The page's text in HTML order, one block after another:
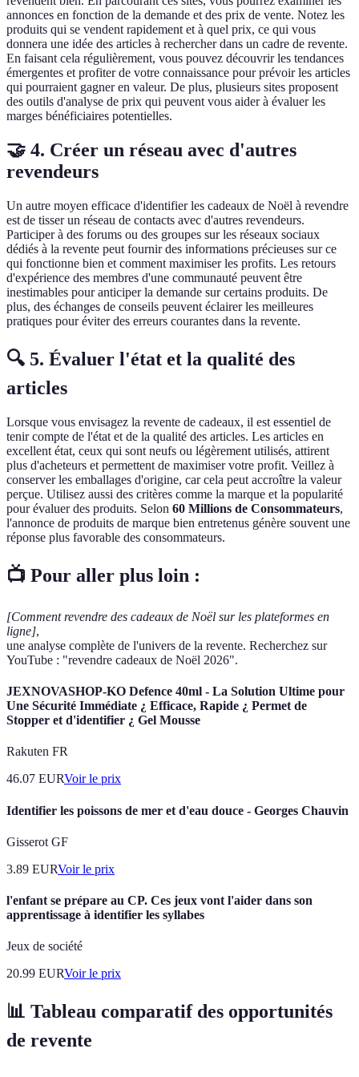
annonces en fonction de la demande et des prix de vente. Notez les
produits qui se vendent rapidement et à quel prix, ce qui vous
donnera une idée des articles à rechercher dans un cadre de revente.
En faisant cela régulièrement, vous pouvez découvrir les tendances
émergentes et profiter de votre connaissance pour prévoir les articles
qui pourraient gagner en valeur. De plus, plusieurs sites proposent
des outils d'analyse de prix qui peuvent vous aider à évaluer les
marges bénéficiaires potentielles.
🤝 4. Créer un réseau avec d'autres
revendeurs
Un autre moyen efficace d'identifier les cadeaux de Noël à revendre
est de tisser un réseau de contacts avec d'autres revendeurs.
Participer à des forums ou des groupes sur les réseaux sociaux
dédiés à la revente peut fournir des informations précieuses sur ce
qui fonctionne bien et comment maximiser les profits. Les retours
d'expérience des membres d'une communauté peuvent être
inestimables pour anticiper la demande sur certains produits. De
plus, des échanges de conseils peuvent éclairer les meilleures
pratiques pour éviter des erreurs courantes dans la revente.
🔍 5. Évaluer l'état et la qualité des
articles
Lorsque vous envisagez la revente de cadeaux, il est essentiel de
tenir compte de l'état et de la qualité des articles. Les articles en
excellent état, ceux qui sont neufs ou légèrement utilisés, attirent
plus d'acheteurs et permettent de maximiser votre profit. Veillez à
conserver les emballages d'origine, car cela peut accroître la valeur
perçue. Utilisez aussi des critères comme la marque et la popularité
pour évaluer des produits. Selon 60 Millions de Consommateurs,
l'annonce de produits de marque bien entretenus génère souvent une
réponse plus favorable des consommateurs.
📺 Pour aller plus loin :
[Comment revendre des cadeaux de Noël sur les plateformes en
ligne],
une analyse complète de l'univers de la revente. Recherchez sur
YouTube : "revendre cadeaux de Noël 2026".
JEXNOVASHOP-KO Defence 40ml - La Solution Ultime pour
Une Sécurité Immédiate ¿ Efficace, Rapide ¿ Permet de
Stopper et d'identifier ¿ Gel Mousse
Rakuten FR
46.07 EURVoir le prix
Identifier les poissons de mer et d'eau douce - Georges Chauvin
Gisserot GF
3.89 EURVoir le prix
l'enfant se prépare au CP. Ces jeux vont l'aider dans son
apprentissage à identifier les syllabes
Jeux de société
20.99 EURVoir le prix
📊 Tableau comparatif des opportunités
de revente